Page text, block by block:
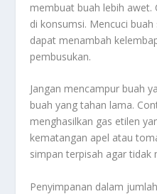
membuat buah lebih awet.
di konsumsi. Mencuci
dapat menambah
pembusukan.
Jangan mencampur buah
buah yang tahan lama.
menghasilkan gas etilen
kematangan apel atau
simpan terpisah agar tidak
Penyimpanan dalam